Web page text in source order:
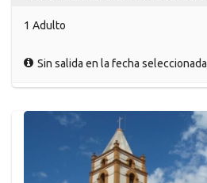
1 Adulto
Sin salida en la fecha seleccionada